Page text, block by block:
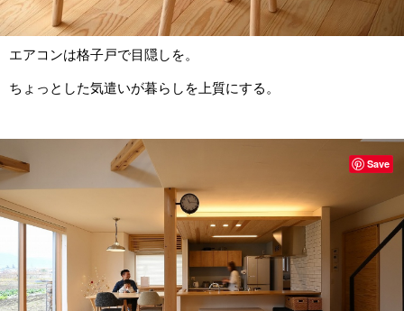
エアコンは格子戸で目隠しを。
ちょっとした気遣いが暮らしを上質にする。
Save